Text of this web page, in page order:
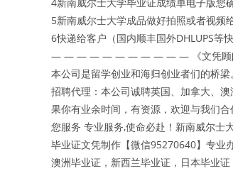
5新南威尔士大学成品做好拍照或者视频
6快递给客户（国内顺丰国外DHLUPS等快
— — — — — — — — — — — 《文凭顾问
本公司是留学创业和海归创业者们的桥
招聘代理：本公司诚聘英国、加拿大、
果你有业余时间，有资源，欢迎与我们
您服务 专业服务,使命必赴！新南威尔士
毕业证文凭制作【微信95270640】专业
澳洲毕业证，新西兰毕业证，日本毕业